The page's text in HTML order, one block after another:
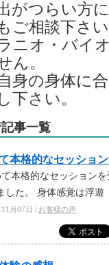
がつらい方
ご相談下さ
ニオ・バイ
ん。
身の身体に
下さい。
事一覧
本格的なセッショ
本格的なセッション
した。 身体感覚は浮遊
月07日 | お客様の声